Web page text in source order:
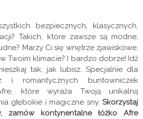
bezpiecznych, klasycznych,
Takich, które zawsze są modne,
Marzy Ci się wnętrze zjawiskowe,
Twoim klimacie? I bardzo dobrze! Idź
tak, jak lubisz. Specjalnie dla
i romantycznych buntowniczek
które wyraża Twoją unikalną
głębokie i magiczne sny. Skorzystaj
zamów kontynentalne łóżko Afre